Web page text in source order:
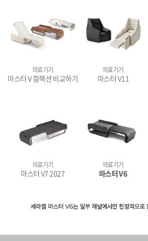
의료기기
마스터 V 컬렉션 비교하기
의료기기
마스터 V11
의료기기
마스터 V7 2027
의료기기
마스터 V6